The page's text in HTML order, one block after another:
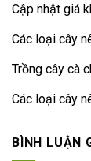
Cập nhật giá
Các loại cây
Trồng cây cà
Các loại cây
BÌNH LUẬN